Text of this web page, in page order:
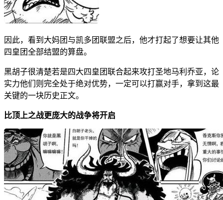
因此，看到大妈团与凯多团联盟之后，他才打起了想要让其他
四皇团全部结盟的算盘。
黑胡子很清楚若是四大四皇团联合起来攻打圣地马利乔亚，论
实力他们则完全处于绝对优势，一定可以打赢对手，拿到这最
关键的一块历史正文。
比顶上之战更庞大的战争将开启